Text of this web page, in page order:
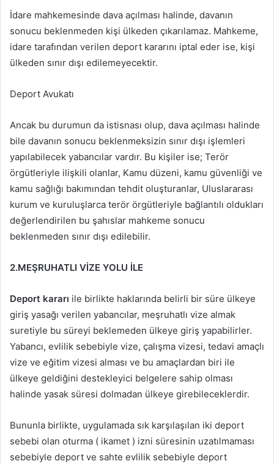
İdare mahkemesinde dava açılması halinde, davanın
sonucu beklenmeden kişi ülkeden çıkarılamaz. Mahkeme,
idare tarafından verilen deport kararını iptal eder ise, kişi
ülkeden sınır dışı edilemeyecektir.
Deport Avukatı
Ancak bu durumun da istisnası olup, dava açılması halinde
bile davanın sonucu beklenmeksizin sınır dışı işlemleri
yapılabilecek yabancılar vardır. Bu kişiler ise; Terör
örgütleriyle ilişkili olanlar, Kamu düzeni, kamu güvenliği ve
kamu sağlığı bakımından tehdit oluşturanlar, Uluslararası
kurum ve kuruluşlarca terör örgütleriyle bağlantılı oldukları
değerlendirilen bu şahıslar mahkeme sonucu
beklenmeden sınır dışı edilebilir.
2.MEŞRUHATLI VİZE YOLU İLE
Deport kararı ile birlikte haklarında belirli bir süre ülkeye
giriş yasağı verilen yabancılar, meşruhatlı vize almak
suretiyle bu süreyi beklemeden ülkeye giriş yapabilirler.
Yabancı, evlilik sebebiyle vize, çalışma vizesi, tedavi amaçlı
vize ve eğitim vizesi alması ve bu amaçlardan biri ile
ülkeye geldiğini destekleyici belgelere sahip olması
halinde yasak süresi dolmadan ülkeye girebileceklerdir.
Bununla birlikte, uygulamada sık karşılaşılan iki deport
sebebi olan oturma ( ikamet ) izni süresinin uzatılmaması
sebebiyle deport ve sahte evlilik sebebiyle deport